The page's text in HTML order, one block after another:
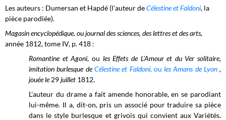
Les auteurs : Dumersan et Hapdé (l'auteur deCélestine et Faldoni, la
pièce parodiée).
Magasin encyclopédique, ou journal des sciences, des lettres et des arts,
année 1812, tome IV, p. 418 :
Romantine et Agoni, ou les Effets de L'Amour et du Ver solitaire,
imitation burlesque deCélestine et Faldoni, oules Amans de Lyon,
jouée le29juillet 1812.
L'auteur du drame a fait amende honorable, en se parodiant
lui-même. Il a, dit-on, pris un associé pour traduire sa pièce
dans le style burlesque et grivois qui convient aux Variétés.